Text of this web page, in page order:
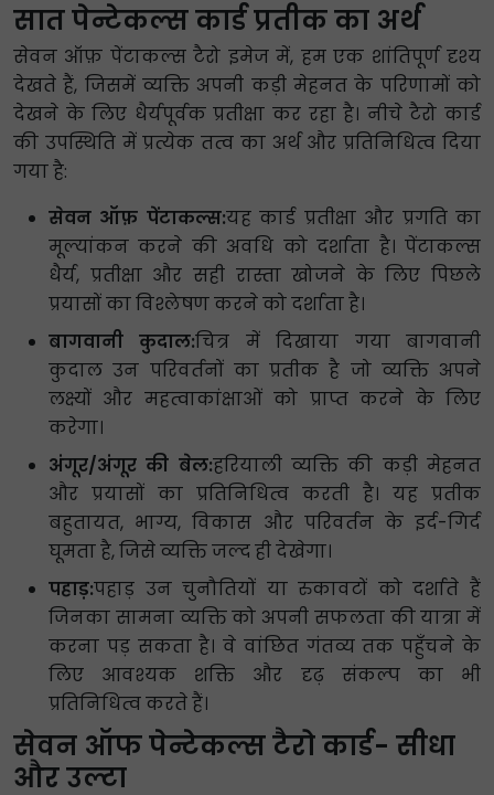
सात पेन्टेकल्स कार्ड प्रतीक का अर्थ
सेवन ऑफ़ पेंटाकल्स टैरो इमेज में, हम एक शांतिपूर्ण दृश्य
देखते हैं, जिसमें व्यक्ति अपनी कड़ी मेहनत के परिणामों को
देखने के लिए धैर्यपूर्वक प्रतीक्षा कर रहा है। नीचे टैरो कार्ड
की उपस्थिति में प्रत्येक तत्व का अर्थ और प्रतिनिधित्व दिया
गया है:
सेवन ऑफ़ पेंटाकल्स:यह कार्ड प्रतीक्षा और प्रगति का
मूल्यांकन करने की अवधि को दर्शाता है। पेंटाकल्स
धैर्य, प्रतीक्षा और सही रास्ता खोजने के लिए पिछले
प्रयासों का विश्लेषण करने को दर्शाता है।
बागवानी कुदाल:चित्र में दिखाया गया बागवानी
कुदाल उन परिवर्तनों का प्रतीक है जो व्यक्ति अपने
लक्ष्यों और महत्वाकांक्षाओं को प्राप्त करने के लिए
करेगा।
अंगूर/अंगूर की बेल:हरियाली व्यक्ति की कड़ी मेहनत
और प्रयासों का प्रतिनिधित्व करती है। यह प्रतीक
बहुतायत, भाग्य, विकास और परिवर्तन के इर्द-गिर्द
घूमता है, जिसे व्यक्ति जल्द ही देखेगा।
पहाड़:पहाड़ उन चुनौतियों या रुकावटों को दर्शाते हैं
जिनका सामना व्यक्ति को अपनी सफलता की यात्रा में
करना पड़ सकता है। वे वांछित गंतव्य तक पहुँचने के
लिए आवश्यक शक्ति और दृढ़ संकल्प का भी
प्रतिनिधित्व करते हैं।
सेवन ऑफ पेन्टेकल्स टैरो कार्ड- सीधा
और उल्टा